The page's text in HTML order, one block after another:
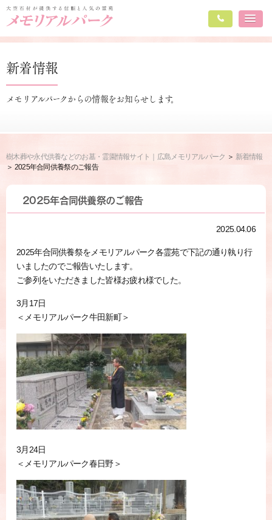
新着情報
メモリアルパークからの情報をお知らせします。
樹木葬や永代供養などのお墓・霊園情報サイト｜広島メモリアルパーク
新着情報
2025年合同供養祭のご報告
2025年合同供養祭のご報告
2025.04.06
2025年合同供養祭をメモリアルパーク各霊苑で下記の通り執り行
いましたのでご報告いたします。
ご参列をいただきました皆様お疲れ様でした。
3月17日
＜メモリアルパーク牛田新町＞
3月24日
＜メモリアルパーク春日野＞